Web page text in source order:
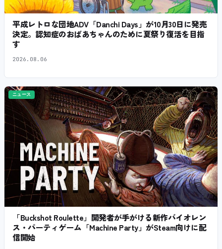
平成レトロな団地ADV「Danchi Days」が10月30日に発売
決定。認知症のおばあちゃんのために夏祭り復活を目指
す
2026.08.06
ニュース
「Buckshot Roulette」開発者が手がける新作バイオレン
ス・パーティゲーム「Machine Party」がSteam向けに配
信開始